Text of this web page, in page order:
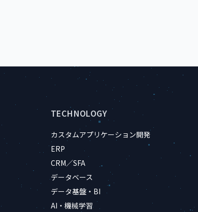
TECHNOLOGY
カスタムアプリケーション開発
ERP
CRM／SFA
データベース
データ基盤・BI
AI・機械学習